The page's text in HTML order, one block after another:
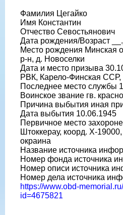
Фамилия Цегайко
Имя Константин
Отчество Севостьянович
Дата рождения/Возраст
Место рождения Минская
р-н, д. Новоселки
Дата и место призыва
РВК, Карело-Финская ССР,
Последнее место службы
Воинское звание гв.
Причина выбытия иная
Дата выбытия 10.06.1945
Первичное место
Штоккерау, коорд. X-
окраина
Название источника
Номер фонда источника
Номер описи источника
Номер дела источника
https://www.obd-
id=4675821